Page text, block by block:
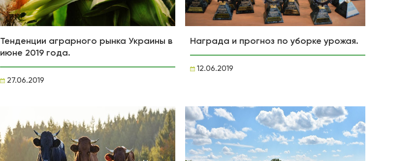
Тенденции аграрного рынка Украины в
июне 2019 года.
27.06.2019
Награда и прогноз по уборке урожая.
12.06.2019